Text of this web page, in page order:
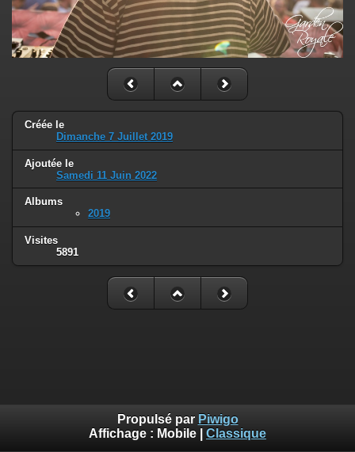
Créée le
Dimanche 7 Juillet 2019
Ajoutée le
Samedi 11 Juin 2022
Albums
2019
Visites
5891
Propulsé par Piwigo
Affichage : Mobile Classique